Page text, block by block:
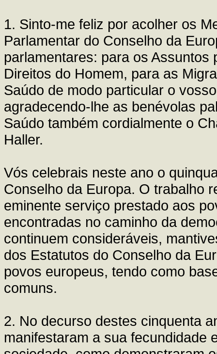
1. Sinto-me feliz por acolher os
Parlamentar do Conselho da
parlamentares: para os
Direitos do Homem, para as
Saúdo de modo particular o
agradecendo-lhe as benévolas
Saúdo também cordialmente o
Haller.
Vós celebrais neste ano o
Conselho da Europa. O trabalho
eminente serviço prestado aos
encontradas no caminho da
continuem consideráveis,
dos Estatutos do Conselho da
povos europeus, tendo como
comuns.
2. No decurso destes cinquenta
manifestaram a sua fecundidade